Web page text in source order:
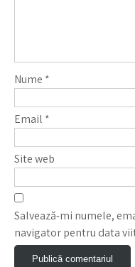
Nume *
Email *
Site web
Salvează-mi numele,
navigator pentru data